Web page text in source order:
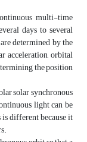
multi-time
days to several
determined by the
acceleration, orbital
the position
solar synchronous
light can be
different because it